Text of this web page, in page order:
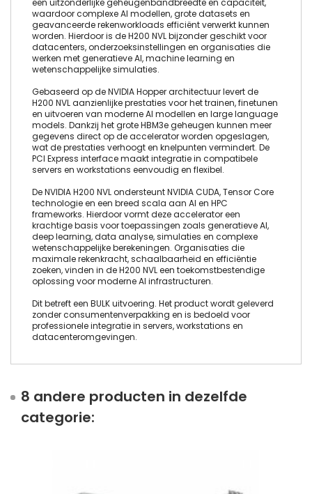
een uitzonderlijke geheugenbandbreedte en capaciteit,
waardoor complexe AI modellen, grote datasets en
geavanceerde rekenworkloads efficiënt verwerkt kunnen
worden. Hierdoor is de H200 NVL bijzonder geschikt voor
datacenters, onderzoeksinstellingen en organisaties die
werken met generatieve AI, machine learning en
wetenschappelijke simulaties.
Gebaseerd op de NVIDIA Hopper architectuur levert de
H200 NVL aanzienlijke prestaties voor het trainen, finetunen
en uitvoeren van moderne AI modellen en large language
models. Dankzij het grote HBM3e geheugen kunnen meer
gegevens direct op de accelerator worden opgeslagen,
wat de prestaties verhoogt en knelpunten vermindert. De
PCI Express interface maakt integratie in compatibele
servers en workstations eenvoudig en flexibel.
De NVIDIA H200 NVL ondersteunt NVIDIA CUDA, Tensor Core
technologie en een breed scala aan AI en HPC
frameworks. Hierdoor vormt deze accelerator een
krachtige basis voor toepassingen zoals generatieve AI,
deep learning, data analyse, simulaties en complexe
wetenschappelijke berekeningen. Organisaties die
maximale rekenkracht, schaalbaarheid en efficiëntie
zoeken, vinden in de H200 NVL een toekomstbestendige
oplossing voor moderne AI infrastructuren.
Dit betreft een BULK uitvoering. Het product wordt geleverd
zonder consumentenverpakking en is bedoeld voor
professionele integratie in servers, workstations en
datacenteromgevingen.
8 andere producten in dezelfde
categorie: